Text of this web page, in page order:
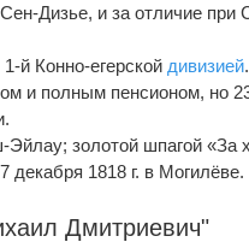
Дизье, и за отличие при
й Конно-егерской дивизией.
и полным пенсионом, но
золотой шпагой «За
1818 г. в Могилёве.
Дмитриевич"